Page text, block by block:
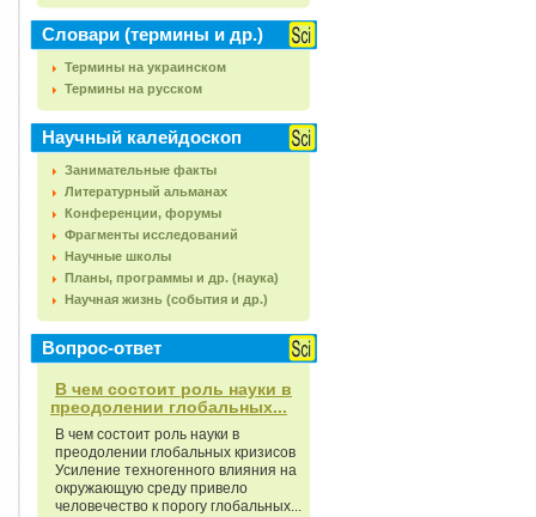
Словари (термины и др.)
Термины на украинском
Термины на русском
Научный калейдоскоп
Занимательные факты
Литературный альманах
Конференции, форумы
Фрагменты исследований
Научные школы
Планы, программы и др. (наука)
Научная жизнь (события и др.)
Вопрос-ответ
В чем состоит роль науки в
преодолении глобальных...
В чем состоит роль науки в
преодолении глобальных кризисов
Усиление техногенного влияния на
окружающую среду привело
человечество к порогу глобальных...